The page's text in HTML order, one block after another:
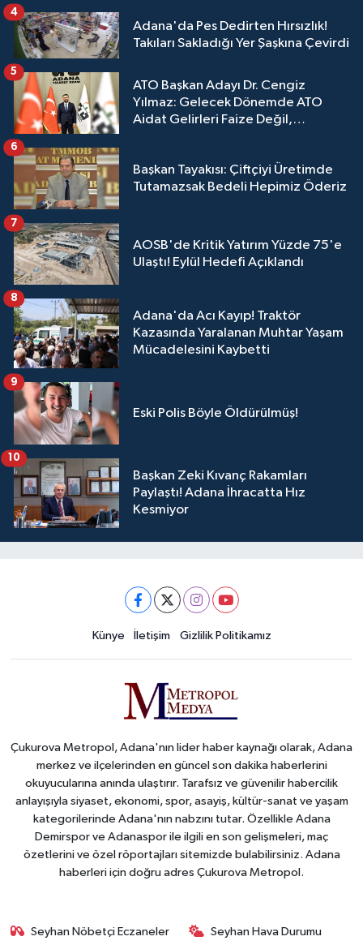
Adana'da Pes Dedirten Hırsızlık!
Takıları Sakladığı Yer Şaşkına Çevirdi
4
ATO Başkan Adayı Dr. Cengiz
Yılmaz: Gelecek Dönemde ATO
Aidat Gelirleri Faize Değil,
5
Başkan Tayakısı: Çiftçiyi Üretimde
Tutamazsak Bedeli Hepimiz Öderiz
6
AOSB'de Kritik Yatırım Yüzde 75'e
Ulaştı! Eylül Hedefi Açıklandı
7
Adana'da Acı Kayıp! Traktör
Kazasında Yaralanan Muhtar Yaşam
Mücadelesini Kaybetti
8
Eski Polis Böyle Öldürülmüş!
9
Başkan Zeki Kıvanç Rakamları
Paylaştı! Adana İhracatta Hız
Kesmiyor
10
Künye İletişim Gizlilik Politikamız
Çukurova Metropol, Adana'nın lider haber kaynağı olarak, Adana
merkez ve ilçelerinden en güncel son dakika haberlerini
okuyucularına anında ulaştırır. Tarafsız ve güvenilir habercilik
anlayışıyla siyaset, ekonomi, spor, asayiş, kültür-sanat ve yaşam
kategorilerinde Adana'nın nabzını tutar. Özellikle Adana
Demirspor ve Adanaspor ile ilgili en son gelişmeleri, maç
özetlerini ve özel röportajları sitemizde bulabilirsiniz. Adana
haberleri için doğru adres Çukurova Metropol.
Seyhan Nöbetçi Eczaneler Seyhan Hava Durumu